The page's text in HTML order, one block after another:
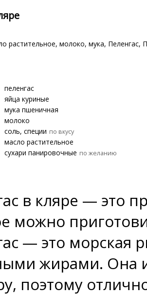
растительное, молоко, мука, Пеленгас,
пеленгас
яйца куриные
мука пшеничная
молоко
соль, специи по вкусу
масло растительное
сухари панировочные по желанию
в кляре — это
можно
— это морская
жирами. Она
поэтому